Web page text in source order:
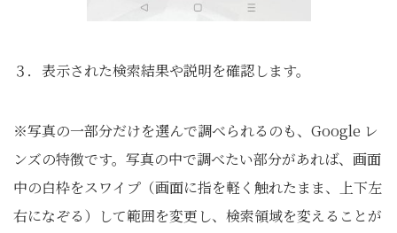
３．表示された検索結果や説明を確認します。
※写真の一部分だけを選んで調べられるのも、Google レ
ンズの特徴です。写真の中で調べたい部分があれば、画面
中の白枠をスワイプ（画面に指を軽く触れたまま、上下左
右になぞる）して範囲を変更し、検索領域を変えることが